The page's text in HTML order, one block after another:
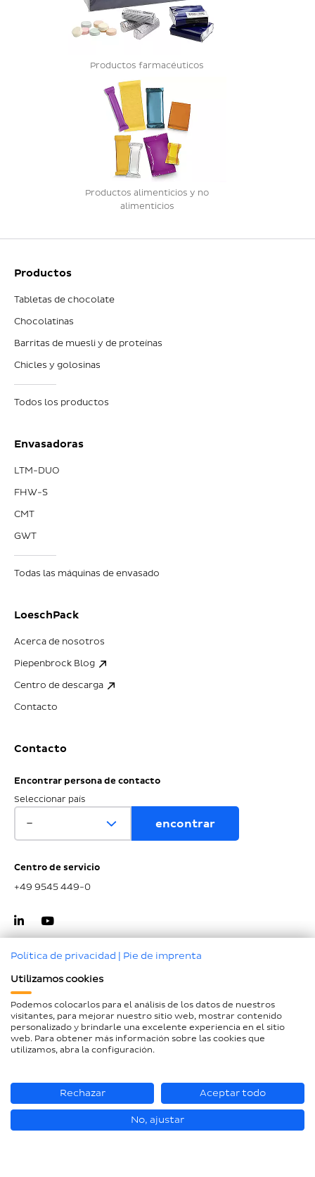
Productos farmacéuticos
Productos alimenticios y no
alimenticios
Productos
Tabletas de chocolate
Chocolatinas
Barritas de muesli y de proteínas
Chicles y golosinas
Todos los productos
Envasadoras
LTM-DUO
FHW-S
CMT
GWT
Todas las máquinas de envasado
LoeschPack
Acerca de nosotros
Piepenbrock Blog
Centro de descarga
Contacto
Contacto
Encontrar persona de contacto
Seleccionar país
Centro de servicio
+49 9545 449-0
Ir al inicio de la página
Aviso legal
Protección de datos
Mapa del sitio
© Loesch Verpackungstechnik GmbH + Co. KG 2026
Política de privacidad | Pie de imprenta
Utilizamos cookies
Podemos colocarlos para el análisis de los datos de nuestros
visitantes, para mejorar nuestro sitio web, mostrar contenido
personalizado y brindarle una excelente experiencia en el sitio
web. Para obtener más información sobre las cookies que
utilizamos, abra la configuración.
Rechazar Aceptar todo
No, ajustar